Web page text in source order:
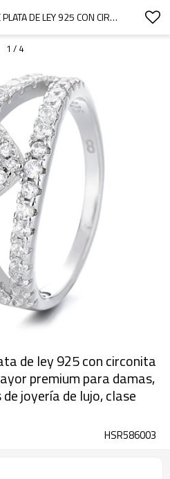
ANILLOS CASUALES DE PLATA DE LEY 925 CON CIRCONITA CÚBICA, VENTA AL POR MAYOR PREMIUM PARA DAMAS, IDEAL PARA COLECCIONES DE JOYERÍA DE LUJO, CLASE CON ANILLO
1 / 4
de ley 925 con circonita
premium para damas,
joyería de lujo, clase
HSR586003